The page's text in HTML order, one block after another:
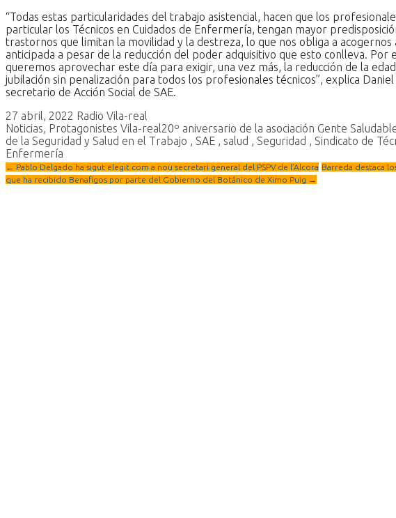
“Todas estas particularidades del trabajo asistencial, hacen que los
particular los Técnicos en Cuidados de Enfermería, tengan mayor
trastornos que limitan la movilidad y la destreza, lo que nos obliga a acogernos
anticipada a pesar de la reducción del poder adquisitivo que esto conlleva. Por
queremos aprovechar este día para exigir, una vez más, la reducción de la
jubilación sin penalización para todos los profesionales técnicos”, explica
secretario de Acción Social de SAE.
27 abril, 2022 Radio Vila-real
Noticias, Protagonistes Vila-real20º aniversario de la asociación Gente
de la Seguridad y Salud en el Trabajo , SAE , salud , Seguridad , Sindicato de
Enfermería
← Pablo Delgado ha sigut elegit com a nou secretari general del PSPV de l’Alcora Barreda destaca
que ha recibido Benafigos por parte del Gobierno del Botánico de Ximo Puig →